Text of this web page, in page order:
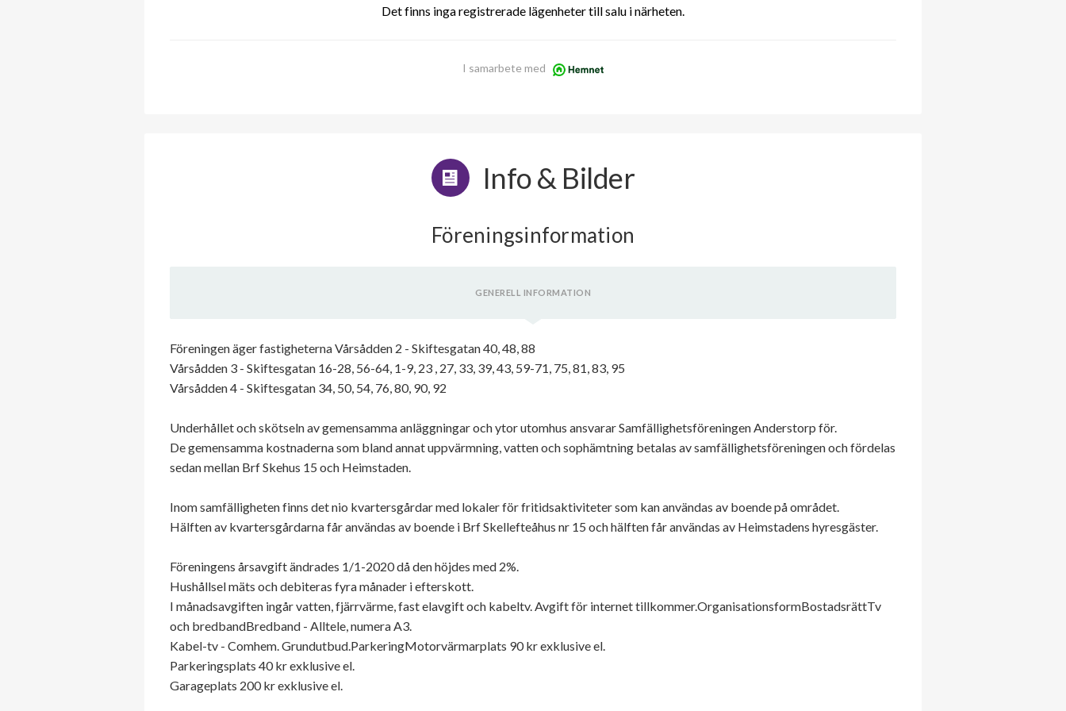
Det finns inga registrerade lägenheter till salu i närheten.
I samarbete med
Info & Bilder
Föreningsinformation
GENERELL INFORMATION
Föreningen äger fastigheterna Vårsådden 2 - Skiftesgatan 40, 48, 88
Vårsådden 3 - Skiftesgatan 16-28, 56-64, 1-9, 23 , 27, 33, 39, 43, 59-71, 75, 81, 83, 95
Vårsådden 4 - Skiftesgatan 34, 50, 54, 76, 80, 90, 92
Underhållet och skötseln av gemensamma anläggningar och ytor utomhus ansvarar Samfällighetsföreningen Anderstorp för.
De gemensamma kostnaderna som bland annat uppvärmning, vatten och sophämtning betalas av samfällighetsföreningen och fördelas
sedan mellan Brf Skehus 15 och Heimstaden.
Inom samfälligheten finns det nio kvartersgårdar med lokaler för fritidsaktiviteter som kan användas av boende på området.
Hälften av kvartersgårdarna får användas av boende i Brf Skellefteåhus nr 15 och hälften får användas av Heimstadens hyresgäster.
Föreningens årsavgift ändrades 1/1-2020 då den höjdes med 2%.
Hushållsel mäts och debiteras fyra månader i efterskott.
I månadsavgiften ingår vatten, fjärrvärme, fast elavgift och kabeltv. Avgift för internet tillkommer.OrganisationsformBostadsrättTv
och bredbandBredband - Alltele, numera A3.
Kabel-tv - Comhem. Grundutbud.ParkeringMotorvärmarplats 90 kr exklusive el.
Parkeringsplats 40 kr exklusive el.
Garageplats 200 kr exklusive el.